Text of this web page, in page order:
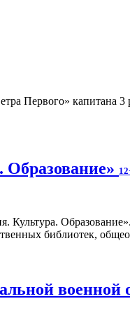
Первого» капитана 3
Образование»
Культура.
библиотек,
военной